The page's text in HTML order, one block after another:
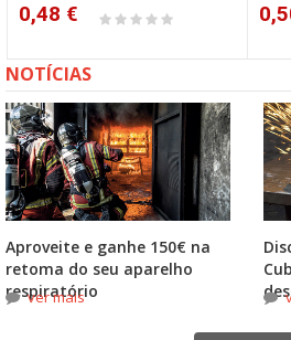
0,48 €
NOTÍCIAS
Aproveite e ganhe 150€ na
retoma do seu aparelho
respiratório
ver mais